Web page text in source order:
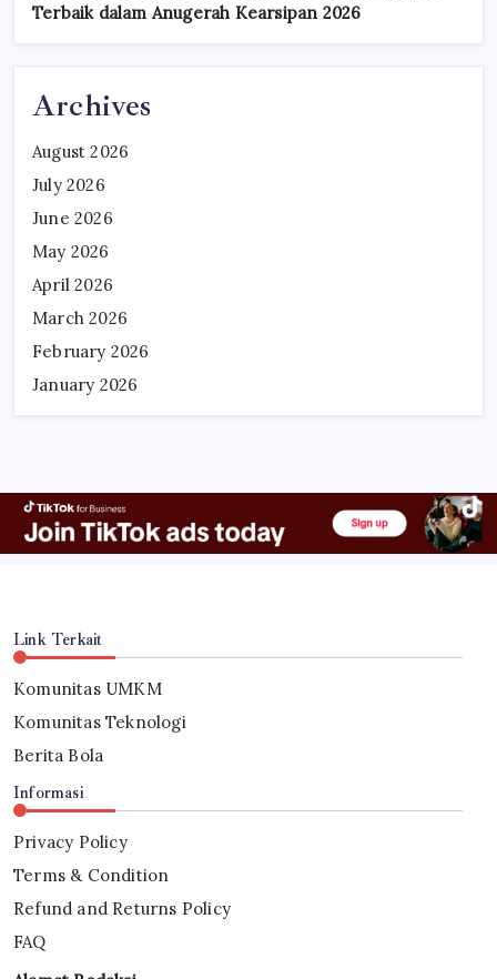
Terbaik dalam Anugerah Kearsipan 2026
Archives
August 2026
July 2026
June 2026
May 2026
April 2026
March 2026
February 2026
January 2026
Link Terkait
Komunitas UMKM
Komunitas Teknologi
Berita Bola
Informasi
Privacy Policy
Terms & Condition
Refund and Returns Policy
FAQ